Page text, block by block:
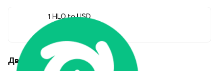
1 HLO to USD
Движения цены Halo (HLO)